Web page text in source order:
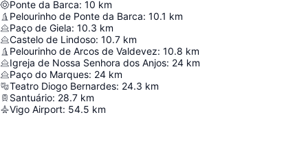
Ponte da Barca: 10 km
Pelourinho de Ponte da Barca: 10.1 km
Paço de Giela: 10.3 km
Castelo de Lindoso: 10.7 km
Pelourinho de Arcos de Valdevez: 10.8 km
Igreja de Nossa Senhora dos Anjos: 24 km
Paço do Marques: 24 km
Teatro Diogo Bernardes: 24.3 km
Santuário: 28.7 km
Vigo Airport: 54.5 km